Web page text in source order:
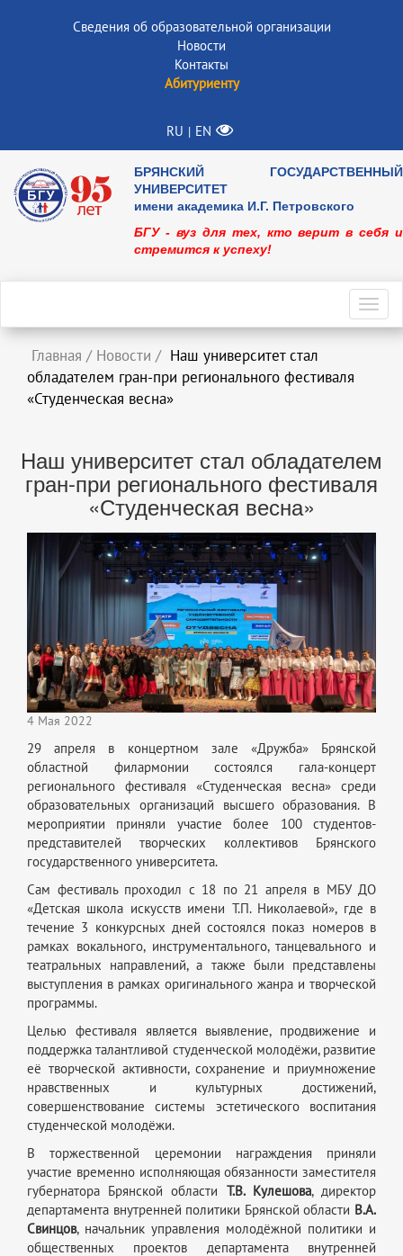
Сведения об образовательной организации
Новости
Контакты
Абитуриенту
RU | EN
БРЯНСКИЙ ГОСУДАРСТВЕННЫЙ
УНИВЕРСИТЕТ
имени академика И.Г. Петровского
БГУ - вуз для тех, кто верит в себя и
стремится к успеху!
Главная / Новости / Наш университет стал
обладателем гран-при регионального фестиваля
«Студенческая весна»
Наш университет стал обладателем
гран-при регионального фестиваля
«Студенческая весна»
4 Мая 2022
29 апреля в концертном зале «Дружба» Брянской
областной филармонии состоялся гала-концерт
регионального фестиваля «Студенческая весна» среди
образовательных организаций высшего образования. В
мероприятии приняли участие более 100 студентов-
представителей творческих коллективов Брянского
государственного университета.
Сам фестиваль проходил с 18 по 21 апреля в МБУ ДО
«Детская школа искусств имени Т.П. Николаевой», где в
течение 3 конкурсных дней состоялся показ номеров в
рамках вокального, инструментального, танцевального и
театральных направлений, а также были представлены
выступления в рамках оригинального жанра и творческой
программы.
Целью фестиваля является выявление, продвижение и
поддержка талантливой студенческой молодёжи, развитие
её творческой активности, сохранение и приумножение
нравственных и культурных достижений,
совершенствование системы эстетического воспитания
студенческой молодёжи.
В торжественной церемонии награждения приняли
участие временно исполняющая обязанности заместителя
губернатора Брянской области Т.В. Кулешова, директор
департамента внутренней политики Брянской области В.А.
Свинцов, начальник управления молодёжной политики и
общественных проектов департамента внутренней